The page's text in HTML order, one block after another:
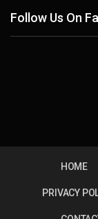
Follow Us On
HOME
PRIVACY